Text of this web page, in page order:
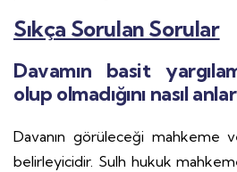
Sıkça Sorulan Sorular
Davamın basit
olup olmadığını nasıl
Davanın görüleceği mahkeme
belirleyicidir. Sulh hukuk